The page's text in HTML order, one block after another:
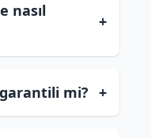
nasıl
+
mi? +